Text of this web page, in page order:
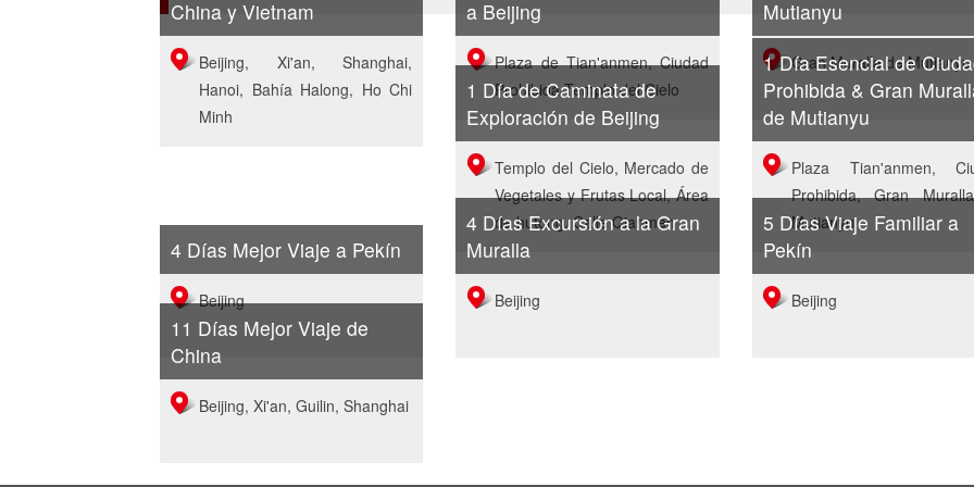
China y Vietnam
Beijing, Xi'an, Shanghai,
Hanoi, Bahía Halong, Ho Chi
Minh
a Beijing
Plaza de Tian'anmen, Ciudad
Prohibida,Templo del Cielo
Mutianyu
Gran Muralla de Mutianyu
1 Día de Caminata de
Exploración de Beijing
Templo del Cielo, Mercado de
Vegetales y Frutas Local, Área
de hutong, Calle Qianmen
1 Día Esencial de
Prohibida & Gran
de Mutianyu
Plaza Tian'anmen,
Prohibida, Gran
Mutianyu
4 Días Mejor Viaje a Pekín
Beijing
4 Días Excursión a la Gran
Muralla
Beijing
5 Días Viaje Familiar a
Pekín
Beijing
11 Días Mejor Viaje de
China
Beijing, Xi'an, Guilin, Shanghai